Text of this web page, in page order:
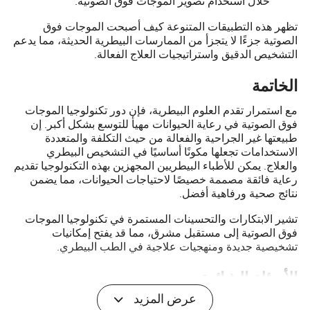
تظهر هذه التطبيقات المتنوعة كيف أصبحت الموجات فوق
الصوتية جزءًا لا يتجزأ من الممارسات البيطرية الحديثة، مما يدعم
التشخيص الدقيق واستراتيجيات العلاج الفعالة.
الخاتمة
مع استمرار تقدم العلوم البيطرية، فإن دور تكنولوجيا الموجات
فوق الصوتية في رعاية الحيوانات مهيأ للتوسع بشكل أكبر. إن
طبيعتها غير الجراحية والفعالة من حيث التكلفة والمتعددة
الاستخدامات تجعلها مكونًا أساسيًا في التشخيص البيطري
والعلاج. يمكن للأطباء البيطريين المجهزين بهذه التكنولوجيا تقديم
رعاية فائقة مصممة خصيصًا لاحتياجات الحيوانات، مما يضمن
نتائج صحية ورفاهية أفضل.
تشير الابتكارات والتحسينات المستمرة في تكنولوجيا الموجات
فوق الصوتية إلى مستقبل مشرق، مما قد يفتح إمكانيات
تشخيصية جديدة ومنهجيات علاجية في الطب البيطري.
الأسئلة الشائعة
س: هل يمكن استخدام الموجات فوق الصوتية على جميع أنواع
عرض المزيد